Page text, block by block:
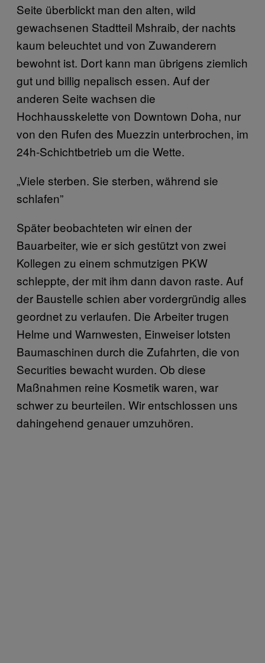
Seite überblickt man den alten, wild
gewachsenen Stadtteil Mshraib, der nachts
kaum beleuchtet und von Zuwanderern
bewohnt ist. Dort kann man übrigens ziemlich
gut und billig nepalisch essen. Auf der
anderen Seite wachsen die
Hochhausskelette von Downtown Doha, nur
von den Rufen des Muezzin unterbrochen, im
24h-Schichtbetrieb um die Wette.
„Viele sterben. Sie sterben, während sie
schlafen”
Später beobachteten wir einen der
Bauarbeiter, wie er sich gestützt von zwei
Kollegen zu einem schmutzigen PKW
schleppte, der mit ihm dann davon raste. Auf
der Baustelle schien aber vordergründig alles
geordnet zu verlaufen. Die Arbeiter trugen
Helme und Warnwesten, Einweiser lotsten
Baumaschinen durch die Zufahrten, die von
Securities bewacht wurden. Ob diese
Maßnahmen reine Kosmetik waren, war
schwer zu beurteilen. Wir entschlossen uns
dahingehend genauer umzuhören.